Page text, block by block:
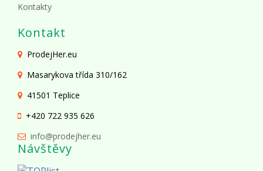
Kontakty
Kontakt
ProdejHer.eu
Masarykova třída 310/162
41501 Teplice
+420 722 935 626
info@prodejher.eu
Návštěvy